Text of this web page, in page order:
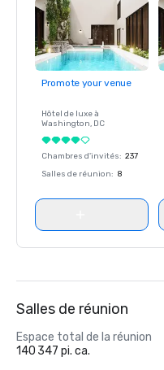
Promote your venue
Hôtel de luxe à
Washington, DC
Chambres d'invités: 237
Salles de réunion: 8
Salles de réunion
Espace total de la réunion
140 347 pi. ca.